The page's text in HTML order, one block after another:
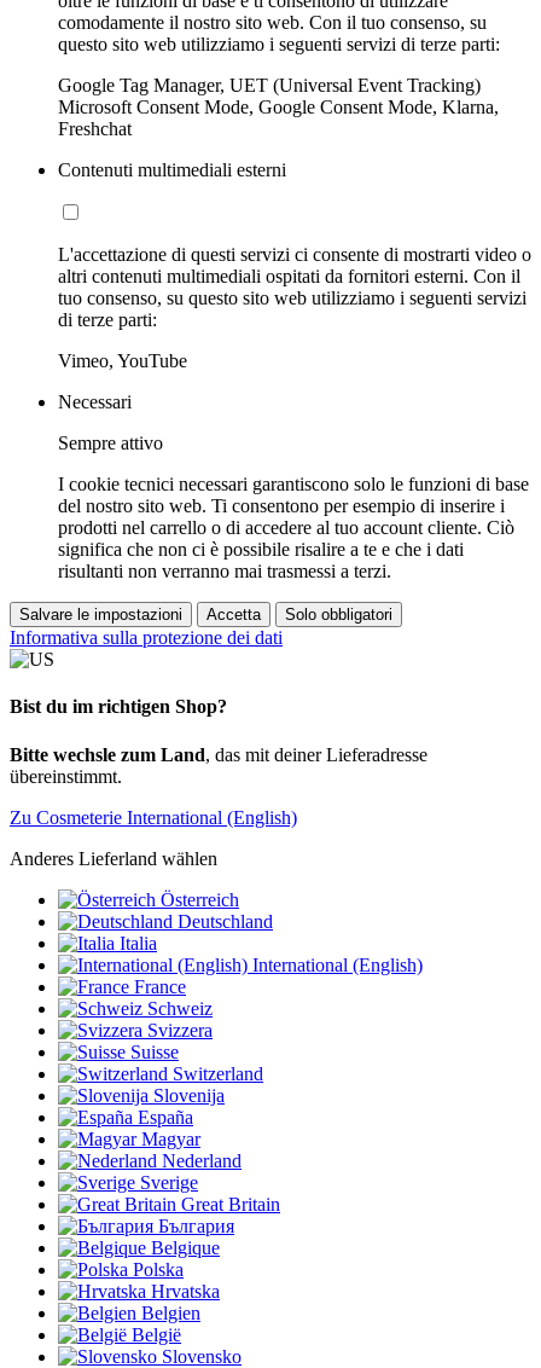
comodamente il nostro sito web. Con il tuo consenso, su
questo sito web utilizziamo i seguenti servizi di terze parti:
Google Tag Manager, UET (Universal Event Tracking)
Microsoft Consent Mode, Google Consent Mode, Klarna,
Freshchat
Contenuti multimediali esterni
L'accettazione di questi servizi ci consente di mostrarti video o
altri contenuti multimediali ospitati da fornitori esterni. Con il
tuo consenso, su questo sito web utilizziamo i seguenti servizi
di terze parti:
Vimeo, YouTube
Necessari
Sempre attivo
I cookie tecnici necessari garantiscono solo le funzioni di base
del nostro sito web. Ti consentono per esempio di inserire i
prodotti nel carrello o di accedere al tuo account cliente. Ciò
significa che non ci è possibile risalire a te e che i dati
risultanti non verranno mai trasmessi a terzi.
Salvare le impostazioni Accetta Solo obbligatori
Informativa sulla protezione dei dati
Bist du im richtigen Shop?
Bitte wechsle zum Land, das mit deiner Lieferadresse
übereinstimmt.
Zu Cosmeterie International (English)
Anderes Lieferland wählen
Österreich
Deutschland
Italia
International (English)
France
Schweiz
Svizzera
Suisse
Switzerland
Slovenija
España
Magyar
Nederland
Sverige
Great Britain
България
Belgique
Polska
Hrvatska
Belgien
België
Slovensko